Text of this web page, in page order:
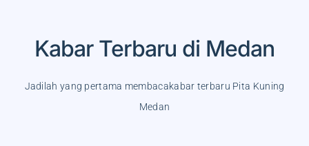
Kabar Terbaru di Medan
Jadilah yang pertama membacakabar terbaru Pita Kuning
Medan